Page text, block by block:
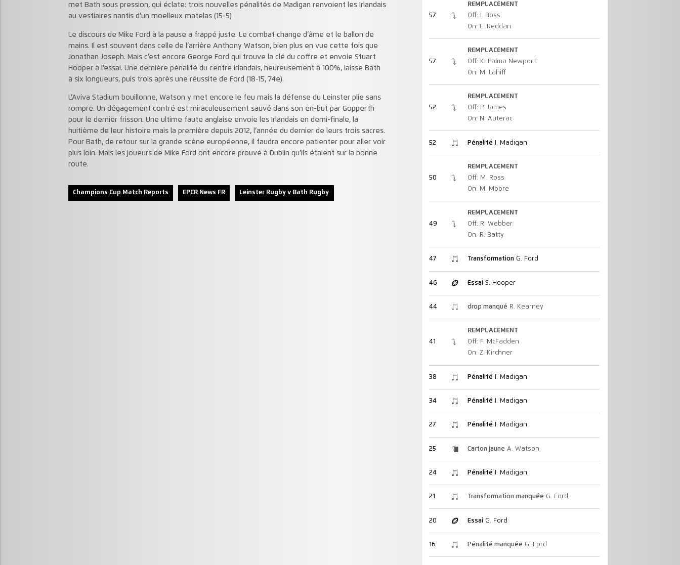
met Bath sous pression, qui éclate: trois nouvelles pénalités de Madigan renvoient les Irlandais
au vestiaires nantis d’un moelleux matelas (15-5)
Le discours de Mike Ford à la pause a frappé juste. Le combat change d’âme et le ballon de
mains. Il est souvent dans celle de l’arrière Anthony Watson, bien plus en vue cette fois que
Jonathan Joseph. Mais c’est encore George Ford qui trouve la clé du coffre et envoie Stuart
Hooper à l’essai. Une dernière pénalité du centre irlandais, heureusement à 100%, laisse Bath
à six longueurs, puis trois après une réussite de Ford (18-15, 74e).
L’Aviva Stadium bouillonne, Watson y met encore le feu mais la défense du Leinster plie sans
rompre. Un dégagement contré est miraculeusement sauvé dans son en-but par Gopperth
pour le dernier frisson. Une ultime faute anglaise envoie les Irlandais en demi-finale, la
huitième de leur histoire mais la première depuis 2012, l’année du dernier de leurs trois sacres.
Pour Bath, de retour sur la grande scène européenne, il faudra encore patienter pour aller voir
plus loin. Mais les joueurs de Mike Ford ont encore prouvé à Dublin qu’ils étaient sur la bonne
route.
Champions Cup Match Reports EPCR News FR Leinster Rugby v Bath Rugby
57
REMPLACEMENT
Off: I. Boss
On: E. Reddan
57
REMPLACEMENT
Off: K. Palma Newport
On: M. Lahiff
52
REMPLACEMENT
Off: P. James
On: N. Auterac
52 Pénalité I. Madigan
50
REMPLACEMENT
Off: M. Ross
On: M. Moore
49
REMPLACEMENT
Off: R. Webber
On: R. Batty
47 TransformationG. Ford
46 EssaiS. Hooper
44 drop manqué R. Kearney
41
REMPLACEMENT
Off: F. McFadden
On: Z. Kirchner
38 Pénalité I. Madigan
34 Pénalité I. Madigan
27 Pénalité I. Madigan
25 Carton jaune A. Watson
24 Pénalité I. Madigan
21 Transformation manquée G. Ford
20 EssaiG. Ford
16 Pénalité manquée G. Ford